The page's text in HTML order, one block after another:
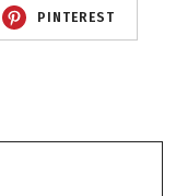
PINTEREST